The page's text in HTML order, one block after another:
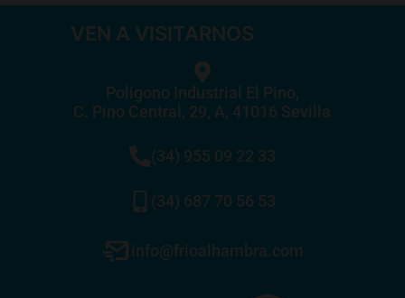
VEN A VISITARNOS
Poligono Industrial El Pino,
C. Pino Central, 29, A, 41016 Sevilla
(34) 955 09 22 33
(34) 687 70 56 53
info@frioalhambra.com